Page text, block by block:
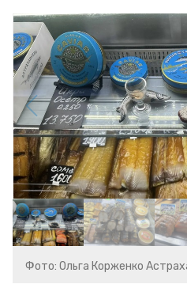
Фото: Ольга Корженко